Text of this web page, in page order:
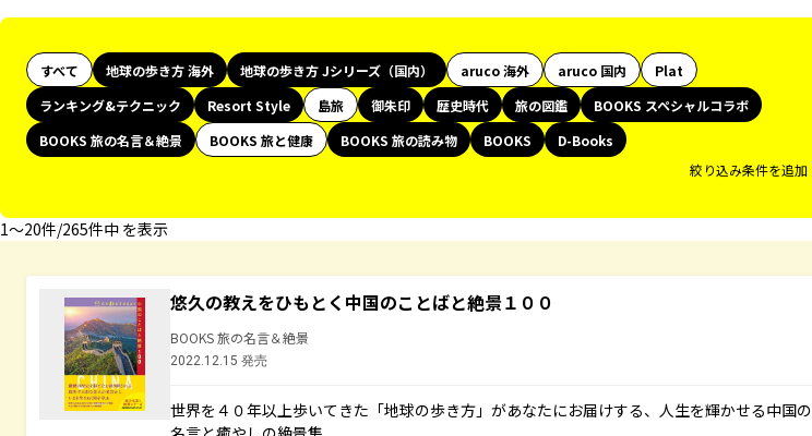
すべて 地球の歩き方 海外 地球の歩き方 Jシリーズ（国内） aruco 海外 aruco 国内
Plat
ランキング&テクニック
Resort Style 島旅 御朱印 歴史時代 旅の図鑑
BOOKS スペシャルコラボ
BOOKS 旅の名言＆絶景
BOOKS 旅と健康 BOOKS 旅の読み物 BOOKS
D-Books
絞り込み条件を追加
1〜20件/265件中 を表示
悠久の教えをひもとく中国のことばと絶景１００
BOOKS 旅の名言＆絶景
2022.12.15 発売
世界を４０年以上歩いてきた「地球の歩き方」があなたにお届けする、人生を輝かせる中国の